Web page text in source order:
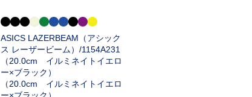
ASICS LAZERBEAM（アシック
ス レーザービーム）/1154A231
（20.0cm イルミネイトイエロ
ー×ブラック）
（20.0cm イルミネイトイエロ